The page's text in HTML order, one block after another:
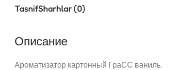
TasnifSharhlar (0)
Описание
Ароматизатор картонный ГраСС ваниль.